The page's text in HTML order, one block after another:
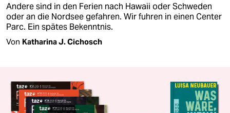
Andere sind in den Ferien nach Hawaii oder Schweden
oder an die Nordsee gefahren. Wir fuhren in einen Center
Parc. Ein spätes Bekenntnis.
Von Katharina J. Cichosch